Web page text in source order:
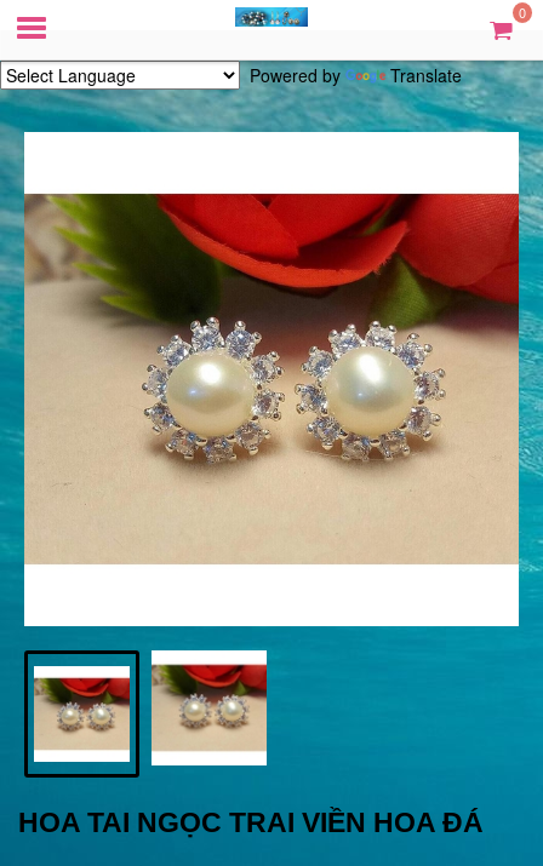
0
Powered by Translate
HOA TAI NGỌC TRAI VIỀN HOA ĐÁ